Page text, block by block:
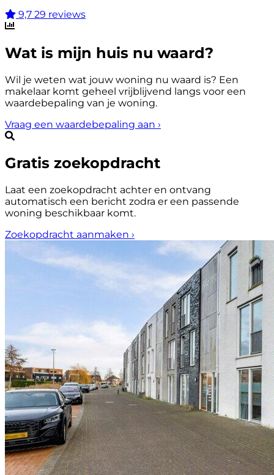
9,7 29 reviews
Wat is mijn huis nu waard?
Wil je weten wat jouw woning nu waard is? Een
makelaar komt geheel vrijblijvend langs voor een
waardebepaling van je woning.
Vraag een waardebepaling aan ›
Gratis zoekopdracht
Laat een zoekopdracht achter en ontvang
automatisch een bericht zodra er een passende
woning beschikbaar komt.
Zoekopdracht aanmaken ›